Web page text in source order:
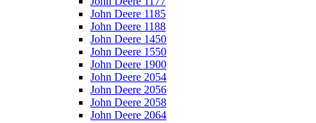
John Deere 1185
John Deere 1188
John Deere 1450
John Deere 1550
John Deere 1900
John Deere 2054
John Deere 2056
John Deere 2058
John Deere 2064